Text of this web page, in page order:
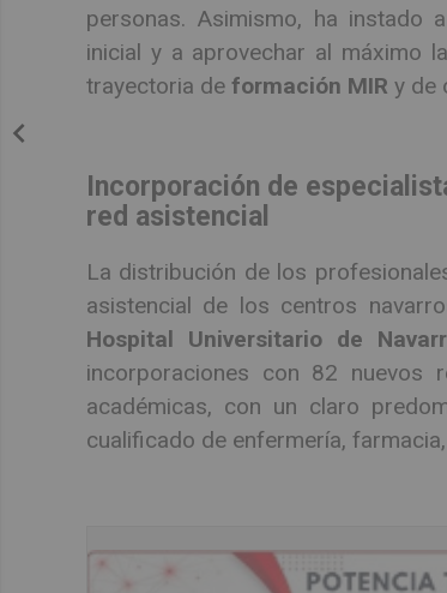
personas. Asimismo, ha instado
inicial y a aprovechar al máximo
trayectoria de formación MIR y de
Incorporación de
red asistencial
La distribución de los
asistencial de los centros
Hospital Universitario de
incorporaciones con 82 nuevos
académicas, con un claro
cualificado de enfermería,